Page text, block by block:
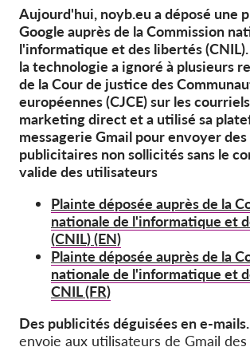
Offres d‘emploi
Recours collectif
OnionShare
Médias
Contactez-nous
GDPRhub
Aujourd'hui, noyb.eu a déposé une
Google auprès de la Commission
l'informatique et des libertés
la technologie a ignoré à plusieurs
de la Cour de justice des
européennes (CJCE) sur les
marketing direct et a utilisé sa
messagerie Gmail pour envoyer
publicitaires non sollicités sans le
valide des utilisateurs
Plainte déposée auprès de la
nationale de l'informatique et
(CNIL) (EN)
Plainte déposée auprès de la
nationale de l'informatique et
CNIL (FR)
Des publicités déguisées en e-mails.
envoie aux utilisateurs de Gmail des